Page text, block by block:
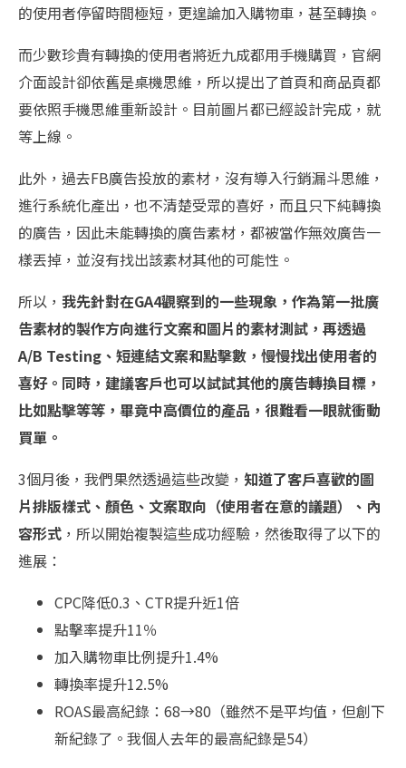
的使用者停留時間極短，更遑論加入購物車，甚至轉換。
而少數珍貴有轉換的使用者將近九成都用手機購買，官網
介面設計卻依舊是桌機思維，所以提出了首頁和商品頁都
要依照手機思維重新設計。目前圖片都已經設計完成，就
等上線。
此外，過去FB廣告投放的素材，沒有導入行銷漏斗思維，
進行系統化產出，也不清楚受眾的喜好，而且只下純轉換
的廣告，因此未能轉換的廣告素材，都被當作無效廣告一
樣丟掉，並沒有找出該素材其他的可能性。
所以， 我先針對在GA4觀察到的一些現象，作為第一批廣
告素材的製作方向進行文案和圖片的素材測試，再透過
A/B Testing、短連結文案和點擊數，慢慢找出使用者的
喜好。同時，建議客戶也可以試試其他的廣告轉換目標，
比如點擊等等，畢竟中高價位的產品，很難看一眼就衝動
買單。
3個月後，我們果然透過這些改變， 知道了客戶喜歡的圖
片排版樣式、顏色、文案取向（使用者在意的議題）、內
容形式 ，所以開始複製這些成功經驗，然後取得了以下的
進展：
CPC降低0.3、CTR提升近1倍
點擊率提升11％
加入購物車比例提升1.4%
轉換率提升12.5%
ROAS最高紀錄：68→80（雖然不是平均值，但創下
新紀錄了。我個人去年的最高紀錄是54）